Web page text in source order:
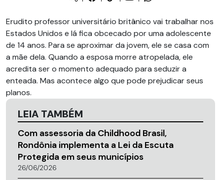
Erudito professor universitário britânico vai trabalhar nos
Estados Unidos e lá fica obcecado por uma adolescente
de 14 anos. Para se aproximar da jovem, ele se casa com
a mãe dela. Quando a esposa morre atropelada, ele
acredita ser o momento adequado para seduzir a
enteada. Mas acontece algo que pode prejudicar seus
planos.
LEIA TAMBÉM
Com assessoria da Childhood Brasil,
Rondônia implementa a Lei da Escuta
Protegida em seus municípios
26/06/2026